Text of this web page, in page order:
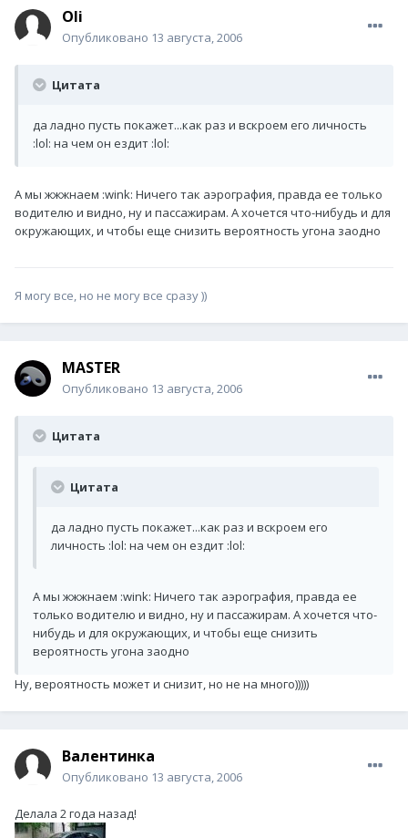
Oli
Опубликовано 13 августа, 2006
Цитата
да ладно пусть покажет...как раз и вскроем его личность
:lol: на чем он ездит :lol:
А мы жжжнаем :wink: Ничего так аэрография, правда ее только
водителю и видно, ну и пассажирам. А хочется что-нибудь и для
окружающих, и чтобы еще снизить вероятность угона заодно
Я могу все, но не могу все сразу ))
MASTER
Опубликовано 13 августа, 2006
Цитата
Цитата
да ладно пусть покажет...как раз и вскроем его
личность :lol: на чем он ездит :lol:
А мы жжжнаем :wink: Ничего так аэрография, правда ее
только водителю и видно, ну и пассажирам. А хочется что-
нибудь и для окружающих, и чтобы еще снизить
вероятность угона заодно
Ну, вероятность может и снизит, но не на много)))))
Валентинка
Опубликовано 13 августа, 2006
Делала 2 года назад!